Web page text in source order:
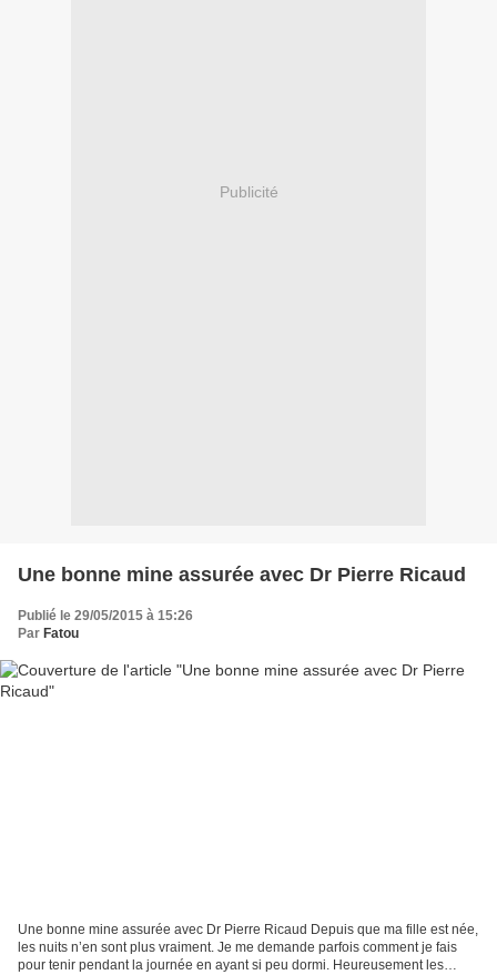
Publicité
Une bonne mine assurée avec Dr Pierre Ricaud
Publié le 29/05/2015 à 15:26
Par Fatou
Une bonne mine assurée avec Dr Pierre Ricaud Depuis que ma fille est née,
les nuits n’en sont plus vraiment. Je me demande parfois comment je fais
pour tenir pendant la journée en ayant si peu dormi. Heureusement les